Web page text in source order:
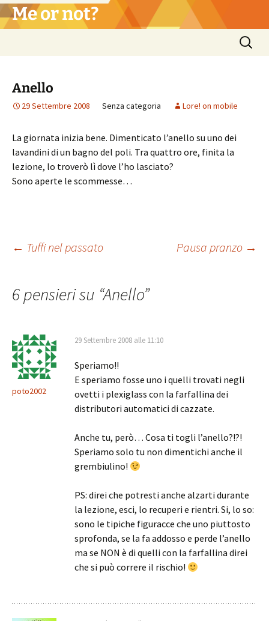
Vai
al Me or not?
Ricerca
per:
Anello
29 Settembre 2008 Senza categoria Lore! on mobile
La giornata inizia bene. Dimenticato l’anello su uno dei
lavandini di un bagno del poli. Tra quattro ore, finita la
lezione, lo troverò lì dove l’ho lasciato?
Sono aperte le scommesse…
Navigazione
articolo
← Tuffi nel passato Pausa pranzo →
6 pensieri su “Anello”
poto2002
29 Settembre 2008 alle 11:10
Speriamo!!
E speriamo fosse uno i quelli trovati negli
ovetti i plexiglass con la farfallina dei
distributori automatici di cazzate.
Anche tu, però… Cosa ti togli l’anello?!?!
Speriamo solo tu non dimentichi anche il
grembiulino!
PS: direi che potresti anche alzarti durante
la lezione, esci, lo recuperi e rientri. Si, lo so:
sono le tipiche figuracce che uno piuttosto
sprofonda, se la fa addosso e perde l’anello
ma se NON è di quelli con la farfallina direi
che si può correre il rischio!